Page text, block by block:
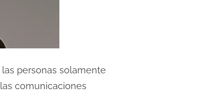
personas solamente
comunicaciones